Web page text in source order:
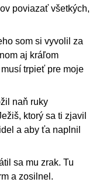
poviazať všetkých,
som si vyvolil za
aj kráľom
trpieť pre moje
naň ruky
ktorý sa ti zjavil
a aby ťa naplnil
sa mu zrak. Tu
a zosilnel.